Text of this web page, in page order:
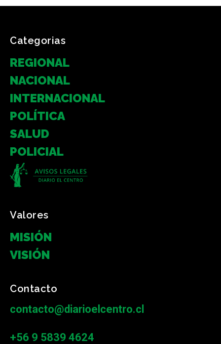
Categorias
REGIONAL
NACIONAL
INTERNACIONAL
POLÍTICA
SALUD
POLICIAL
Valores
MISIÓN
VISIÓN
Contacto
contacto@diarioelcentro.cl
+56 9 5839 4624